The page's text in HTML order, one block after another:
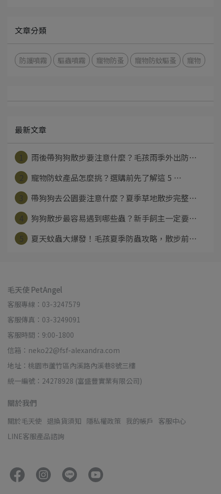
文章分類
防護噴霧 驅蟲噴霧 寵物防蚤 寵物防蚊驅蚤 寵物
最新文章
雨後帶狗狗散步要注意什麼？毛孩雨季外出防⋯
寵物防蚊產品怎麼挑？選購前先了解這 5 ⋯
帶狗狗去公園要注意什麼？夏季草地散步完整⋯
狗狗散步最容易遇到哪些蟲？新手飼主一定要⋯
夏天蚊蟲大爆發！毛孩夏季防蟲攻略，散步前⋯
毛天使 PetAngel
客服專線：03-3247579
客服傳真：03-3249091
客服時間：9:00-1800
信箱：neko22@fsf-alexandra.com
地址：桃園市蘆竹區內溪路內溪巷8號三樓
統一編號：24278928 (富盛豐實業有限公司)
關於我們
關於毛天使 退換貨須知 隱私權政策 我的帳戶
客服中心
LINE客服產品諮詢